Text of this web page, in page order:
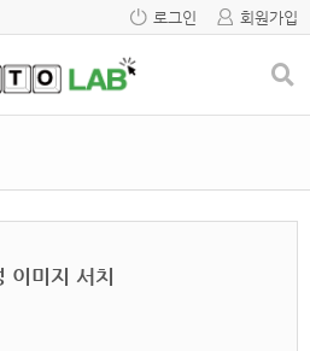
로그인 회원가입
이미지 서치